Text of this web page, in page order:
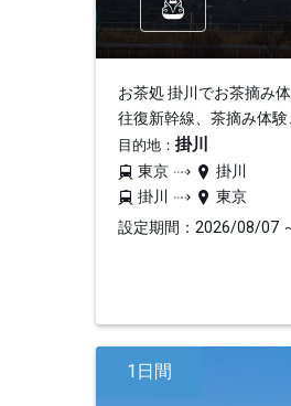
お茶処 掛川でお茶摘み
往復新幹線、茶摘み体
目的地： 掛川
東京
掛川
掛川
東京
設定期間：2026/08/07
1日間